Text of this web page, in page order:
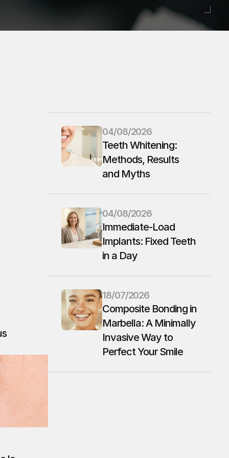
04/08/2026
Teeth Whitening:
Methods, Results
and Myths
04/08/2026
Immediate-Load
Implants: Fixed Teeth
in a Day
18/07/2026
Composite Bonding in
Marbella: A Minimally
Invasive Way to
Perfect Your Smile